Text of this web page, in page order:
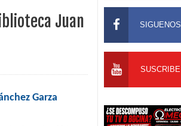
Juan
Garza
SIGUENOS
SUSCRIBE